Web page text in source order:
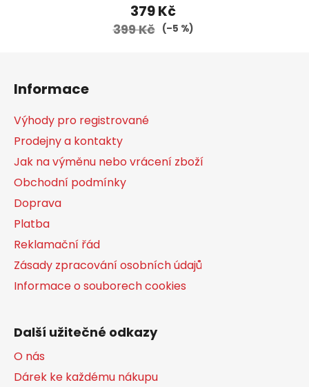
379 Kč
399 Kč (–5 %)
Informace
Výhody pro registrované
Prodejny a kontakty
Jak na výměnu nebo vrácení zboží
Obchodní podmínky
Doprava
Platba
Reklamační řád
Zásady zpracování osobních údajů
Informace o souborech cookies
Další užitečné odkazy
O nás
Dárek ke každému nákupu